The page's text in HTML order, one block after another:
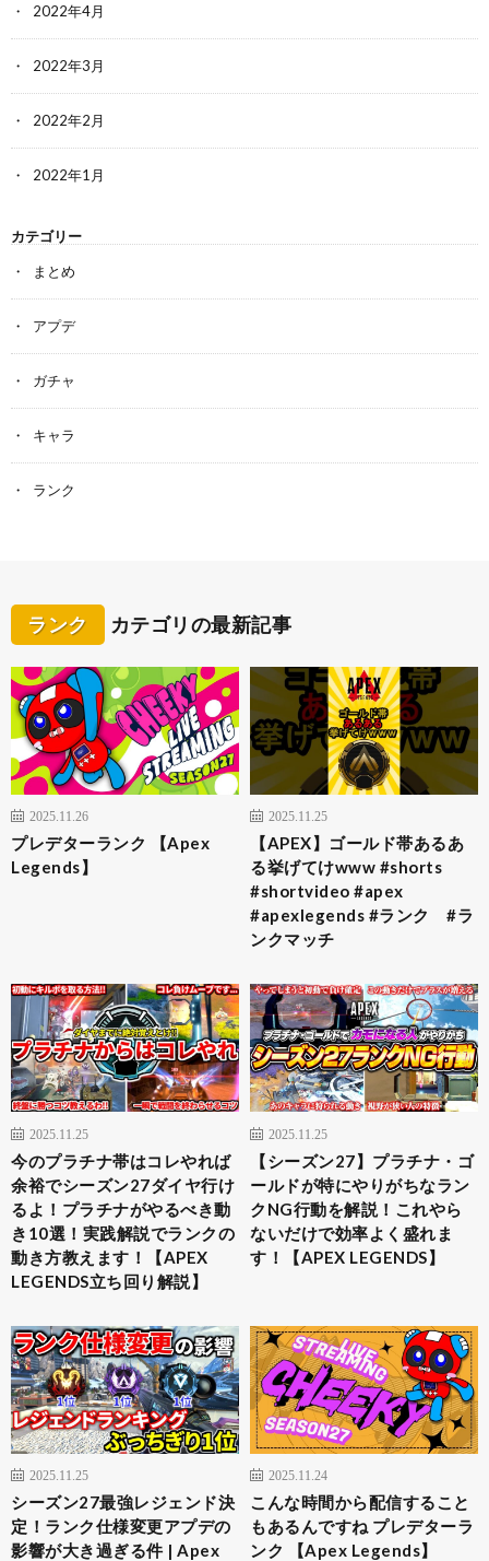
2022年4月
2022年3月
2022年2月
2022年1月
カテゴリー
まとめ
アプデ
ガチャ
キャラ
ランク
ランク カテゴリの最新記事
2025.11.26
プレデターランク 【Apex
Legends】
2025.11.25
【APEX】ゴールド帯あるあ
る挙げてけwww #shorts
#shortvideo #apex
#apexlegends #ランク #ラ
ンクマッチ
2025.11.25
今のプラチナ帯はコレやれば
余裕でシーズン27ダイヤ行け
るよ！プラチナがやるべき動
き10選！実践解説でランクの
動き方教えます！【APEX
LEGENDS立ち回り解説】
2025.11.25
【シーズン27】プラチナ・ゴ
ールドが特にやりがちなラン
クNG行動を解説！これやら
ないだけで効率よく盛れま
す！【APEX LEGENDS】
2025.11.25
シーズン27最強レジェンド決
定！ランク仕様変更アプデの
影響が大き過ぎる件 | Apex
2025.11.24
こんな時間から配信すること
もあるんですね プレデターラ
ンク 【Apex Legends】